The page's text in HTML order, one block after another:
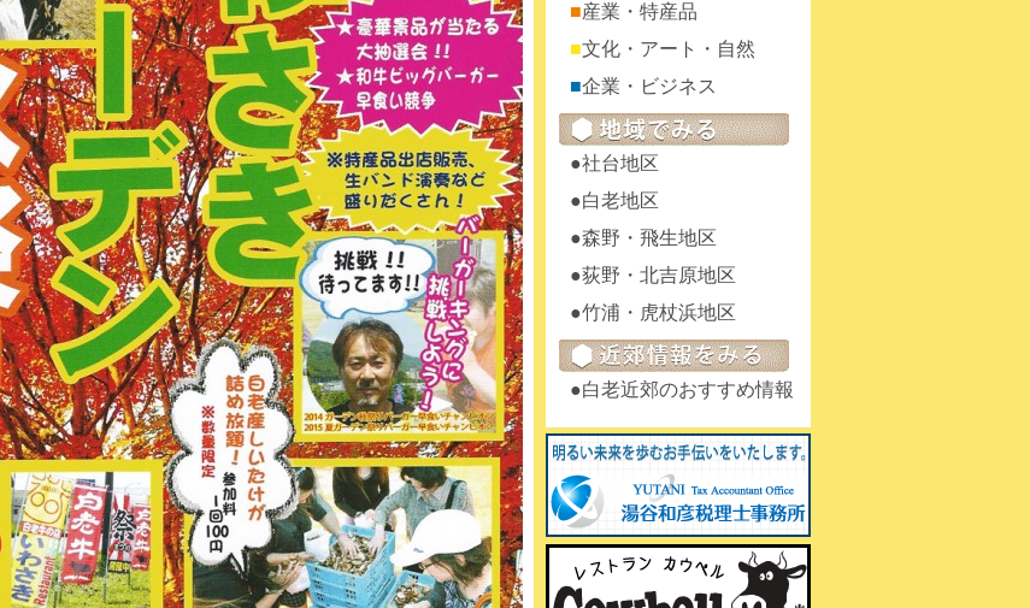
産業・特産品
文化・アート・自然
企業・ビジネス
社台地区
白老地区
森野・飛生地区
荻野・北吉原地区
竹浦・虎杖浜地区
白老近郊のおすすめ情報